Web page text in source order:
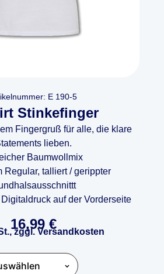
E 190-5
Stinkefinger
Fingergruß für alle, die klare
lieben.
Baumwollmix
Regular, talliert / gerippter
auf der Vorderseite
16,99 €
zggl. Versandkosten